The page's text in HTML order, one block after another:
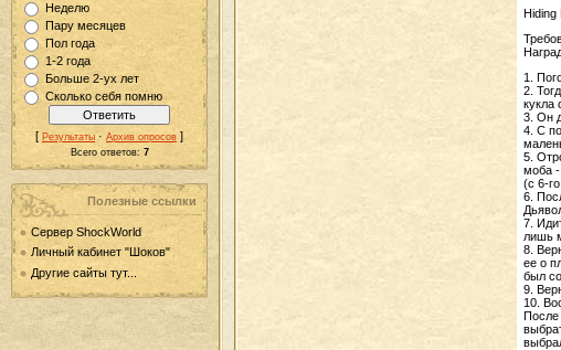
Неделю
Пару месяцев
Пол года
1-2 года
Больше 2-ух лет
Сколько себя помню
[ Результаты · Архив опросов ]
Всего ответов: 7
Полезные ссылки
Сервер ShockWorld
Личный кабинет "Шоков"
Другие сайты тут...
Hiding
1.
2.
кукла
3. Он
4. С
5.
моба -
(с 6-
6.
7.
лишь
8.
ее о
был
9.
10.
После